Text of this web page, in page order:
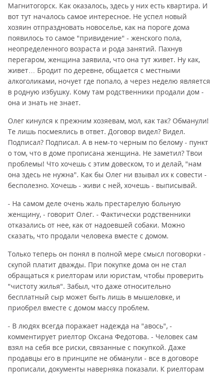
Магнитогорск. Как оказалось, здесь у них есть квартира. И
вот тут началось самое интересное. Не успел новый
хозяин отпраздновать новоселье, как на пороге дома
появилось то самое "привидение" - женского пола,
неопределенного возраста и рода занятий. Пахнув
перегаром, женщина заявила, что она тут живет. Ну как,
живет… Бродит по деревне, общается с местными
алкоголиками, ночует где попало, а через неделю является
в родную избушку. Кому там родственники продали дом -
она и знать не знает.
Олег кинулся к прежним хозяевам, мол, как так? Обманули!
Те лишь посмеялись в ответ. Договор видел? Видел.
Подписал? Подписал. А в нем-то черным по белому - пункт
о том, что в доме прописана женщина. Не заметил? Твои
проблемы! Что хочешь с этим довеском, то и делай, "нам
она здесь не нужна". Как бы Олег ни взывал их к совести -
бесполезно. Хочешь - живи с ней, хочешь - выписывай.
- На самом деле очень жаль престарелую больную
женщину, - говорит Олег. - Фактически родственники
отказались от нее, как от надоевшей собаки. Можно
сказать, что продали человека вместе с домом.
Только теперь он понял в полной мере смысл поговорки -
скупой платит дважды. При покупке дома он не стал
обращаться к риелторам или юристам, чтобы проверить
"чистоту жилья". Забыл, что даже относительно
бесплатный сыр может быть лишь в мышеловке, и
приобрел вместе с домом массу проблем.
- В людях всегда поражает надежда на "авось", -
комментирует риелтор Оксана Федотова. - Человек сам
взял на себя все риски, связанные с покупкой. Даже
продавцы его в принципе не обманули - все в договоре
прописали, документы наверняка показали. К риелторам